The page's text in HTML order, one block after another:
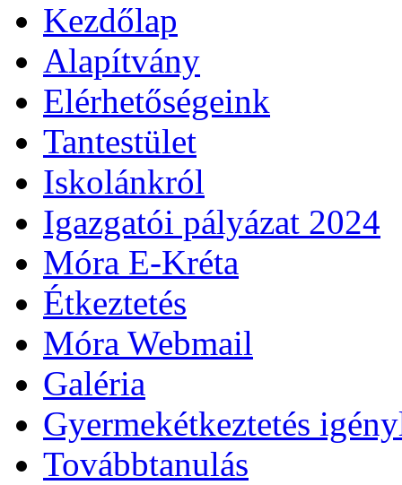
Kezdőlap
Alapítvány
Elérhetőségeink
Tantestület
Iskolánkról
Igazgatói pályázat 2024
Móra E-Kréta
Étkeztetés
Móra Webmail
Galéria
Gyermekétkeztetés
Továbbtanulás